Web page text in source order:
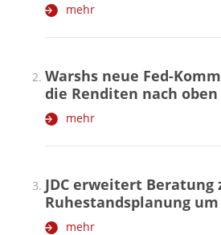
mehr
Warshs neue Fed-
die Renditen nach oben
mehr
JDC erweitert Beratung
Ruhestandsplanung
mehr